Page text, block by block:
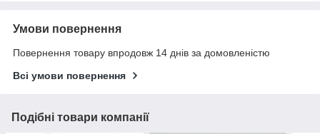
Умови повернення
Повернення товару впродовж 14 днів за домовленістю
Всі умови повернення
Подібні товари компанії